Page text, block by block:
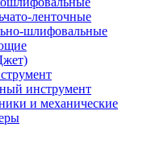
ленточные
шлифовальные
инструмент
и механические